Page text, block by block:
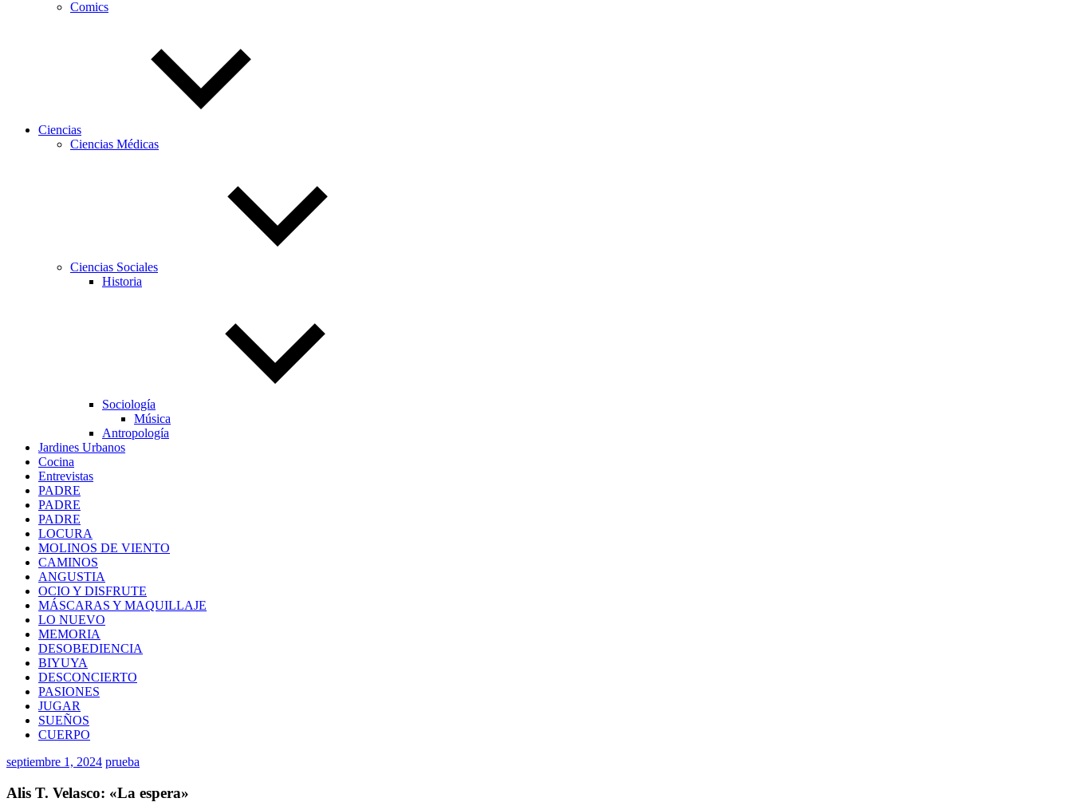
Comics
Ciencias
Ciencias Médicas
Ciencias Sociales
Historia
Sociología
Música
Antropología
Jardines Urbanos
Cocina
Entrevistas
PADRE
PADRE
PADRE
LOCURA
MOLINOS DE VIENTO
CAMINOS
ANGUSTIA
OCIO Y DISFRUTE
MÁSCARAS Y MAQUILLAJE
LO NUEVO
MEMORIA
DESOBEDIENCIA
BIYUYA
DESCONCIERTO
PASIONES
JUGAR
SUEÑOS
CUERPO
septiembre 1, 2024 prueba
Alis T. Velasco: «La espera»